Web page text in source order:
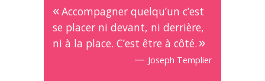
Accompagner quelqu’un c’est
se placer ni devant, ni derrière,
ni à la place. C’est être à côté.
— Joseph Templier